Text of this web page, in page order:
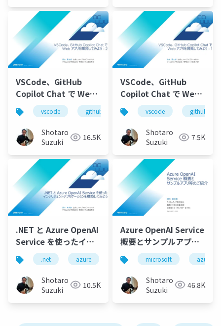
VSCode、GitHub
Copilot Chat で Web
アプリを開発してみよ
う - 2
vscode github github copilot github
Shotaro
Suzuki
16.5K
VSCode、GitHub
Copilot Chat で Web
アプリを開発してみよ
う-1
vscode github
Shotaro
Suzuki
7.5K
.NET と Azure OpenAI
Service を使ったイン
テリジェントアプリケ
ーションを構築してみ
よう
.net azure azure openai service
Shotaro
Suzuki
10.5K
Azure OpenAI Service
概要とサンプルアプリ
等のご紹介
microsoft azure
Shotaro
Suzuki
46.8K